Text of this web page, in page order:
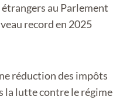
au Parlement
record en 2025
réduction des impôts
la lutte contre le régime